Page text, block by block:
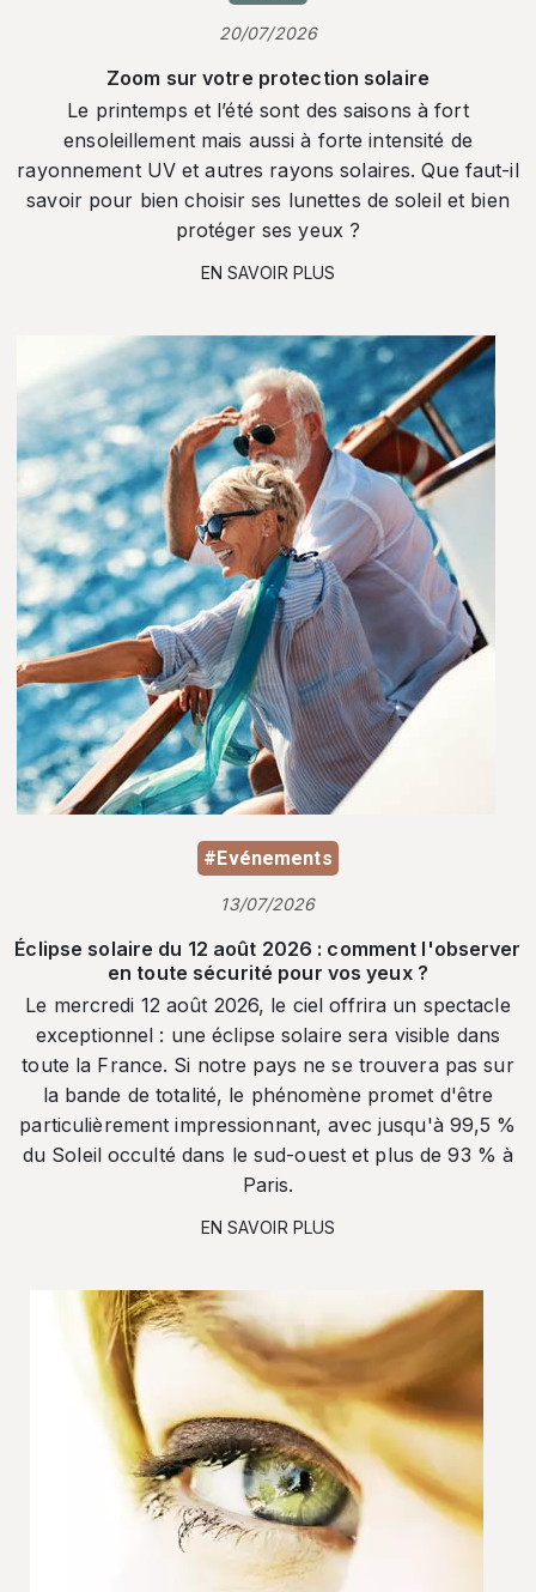
20/07/2026
Zoom sur votre protection solaire
Le printemps et l’été sont des saisons à fort
ensoleillement mais aussi à forte intensité de
rayonnement UV et autres rayons solaires. Que faut-il
savoir pour bien choisir ses lunettes de soleil et bien
protéger ses yeux ?
EN SAVOIR PLUS
#Evénements
13/07/2026
Éclipse solaire du 12 août 2026 : comment l'observer
en toute sécurité pour vos yeux ?
Le mercredi 12 août 2026, le ciel offrira un spectacle
exceptionnel : une éclipse solaire sera visible dans
toute la France. Si notre pays ne se trouvera pas sur
la bande de totalité, le phénomène promet d'être
particulièrement impressionnant, avec jusqu'à 99,5 %
du Soleil occulté dans le sud-ouest et plus de 93 % à
Paris.
EN SAVOIR PLUS